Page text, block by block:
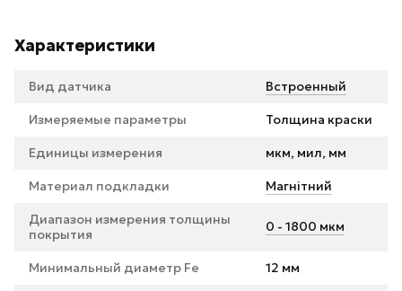
Характеристики
Вид датчика Встроенный
Измеряемые параметры Толщина краски
Единицы измерения мкм, мил, мм
Материал подкладки Магнітний
Диапазон измерения толщины
покрытия
0 - 1800 мкм
Минимальный диаметр Fe 12 мм